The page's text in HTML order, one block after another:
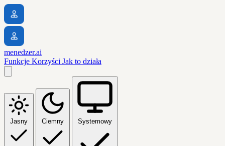
menedzer.ai
Funkcje Korzyści Jak to działa
Jasny Ciemny Systemowy